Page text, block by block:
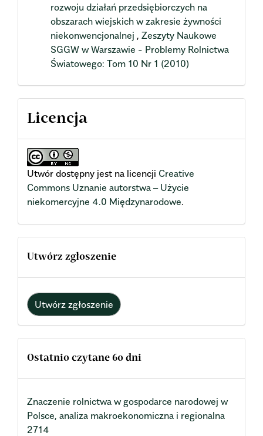
rozwoju działań przedsiębiorczych na
obszarach wiejskich w zakresie żywności
niekonwencjonalnej , Zeszyty Naukowe
SGGW w Warszawie - Problemy Rolnictwa
Światowego: Tom 10 Nr 1 (2010)
Licencja
Utwór dostępny jest na licencji Creative
Commons Uznanie autorstwa – Użycie
niekomercyjne 4.0 Międzynarodowe.
Utwórz zgłoszenie
Utwórz zgłoszenie
Ostatnio czytane 60 dni
Znaczenie rolnictwa w gospodarce narodowej w
Polsce, analiza makroekonomiczna i regionalna
2714